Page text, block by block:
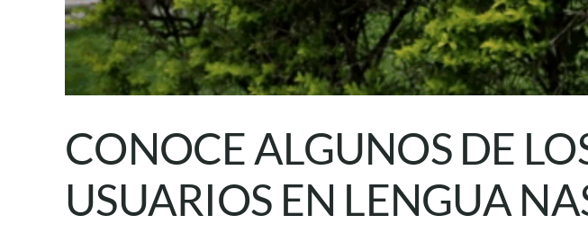
CONOCE ALGUNOS DE
USUARIOS EN LENGUA